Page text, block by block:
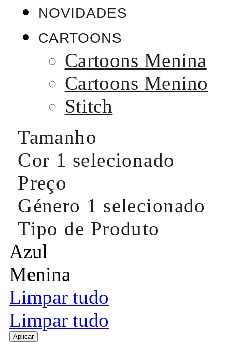
NOVIDADES
CARTOONS
Cartoons Menina
Cartoons Menino
Stitch
Tamanho
Cor 1 selecionado
Preço
Género 1 selecionado
Tipo de Produto
Azul
Menina
Limpar tudo
Limpar tudo
Aplicar